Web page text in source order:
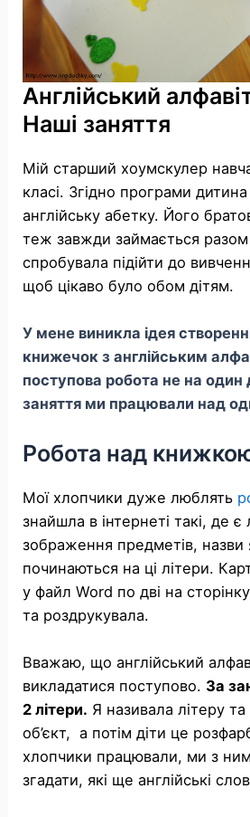
Англійський
Наші заняття
Мій старший хоумскулер
класі. Згідно програми
англійську абетку. Його
теж завжди займається
спробувала підійти до
щоб цікаво було обом дітям.
У мене виникла ідея
книжечок з англійським
поступова робота не на
заняття ми працювали над
Робота над
Мої хлопчики дуже люблять
знайшла в інтернеті такі, де є
зображення предметів, назви
починаються на ці літери.
у файл Word по дві на
та роздрукувала.
Вважаю, що англійський
викладатися поступово. За
2 літери. Я називала літеру
об’єкт, а потім діти це
хлопчики працювали, ми з
згадати, які ще англійські